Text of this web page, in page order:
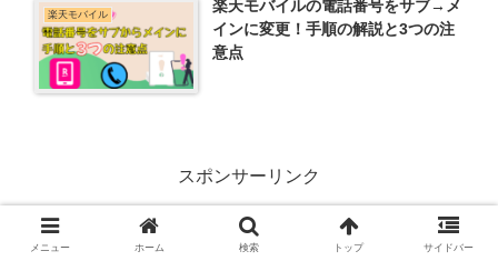
楽天モバイル
楽天モバイルの電話番号をサブ→メ
インに変更！手順の解説と3つの注
意点
スポンサーリンク
メニュー ホーム 検索 トップ サイドバー